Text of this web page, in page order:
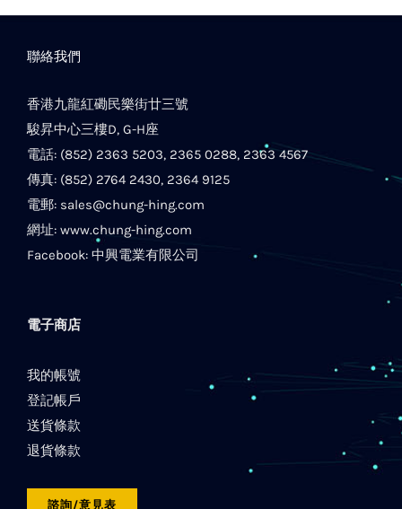
聯絡我們
香港九龍紅磡民樂街廿三號
駿昇中心三樓D, G-H座
電話: (852) 2363 5203, 2365 0288, 2363 4567
傳真: (852) 2764 2430, 2364 9125
電郵: sales@chung-hing.com
網址: www.chung-hing.com
Facebook: 中興電業有限公司
電子商店
我的帳號
登記帳戶
送貨條款
退貨條款
諮詢/意見表